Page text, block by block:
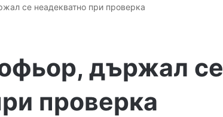
се неадекватно при проверка
държал се
проверка